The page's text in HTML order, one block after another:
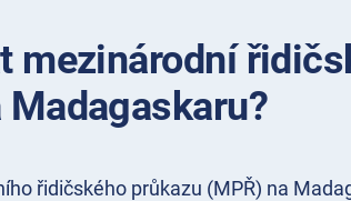
mezinárodní
Madagaskaru?
řidičského průkazu (MPŘ) na